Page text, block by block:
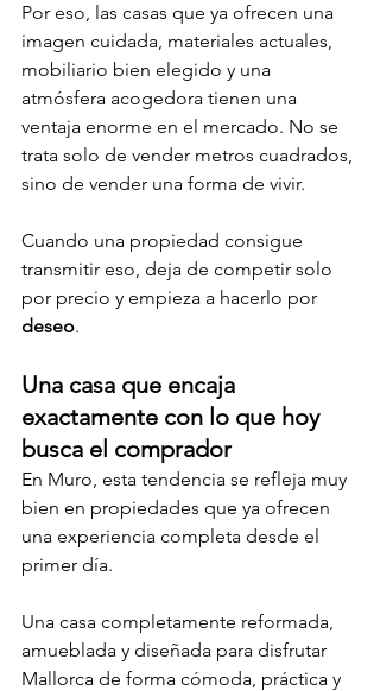
Por eso, las casas que ya ofrecen una
imagen cuidada, materiales actuales,
mobiliario bien elegido y una
atmósfera acogedora tienen una
ventaja enorme en el mercado. No se
trata solo de vender metros cuadrados,
sino de vender una forma de vivir.
Cuando una propiedad consigue
transmitir eso, deja de competir solo
por precio y empieza a hacerlo por
deseo.
Una casa que encaja
exactamente con lo que hoy
busca el comprador
En Muro, esta tendencia se refleja muy
bien en propiedades que ya ofrecen
una experiencia completa desde el
primer día.
Una casa completamente reformada,
amueblada y diseñada para disfrutar
Mallorca de forma cómoda, práctica y